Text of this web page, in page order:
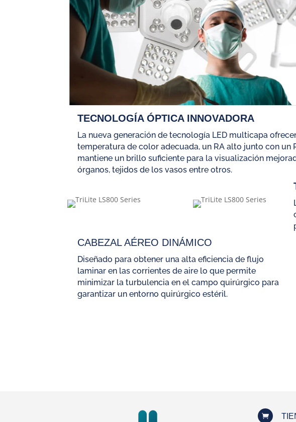
TECNOLOGÍA ÓPTICA INNOVADORA
La nueva generación de tecnología LED multicapa
temperatura de color adecuada, un RA alto junto con un
mantiene un brillo suficiente para la visualización
órganos, tejidos de los vasos entre otros.
CABEZAL AÉREO DINÁMICO
Diseñado para obtener una alta eficiencia de flujo
laminar en las corrientes de aire lo que permite
minimizar la turbulencia en el campo quirúrgico para
garantizar un entorno quirúrgico estéril.
